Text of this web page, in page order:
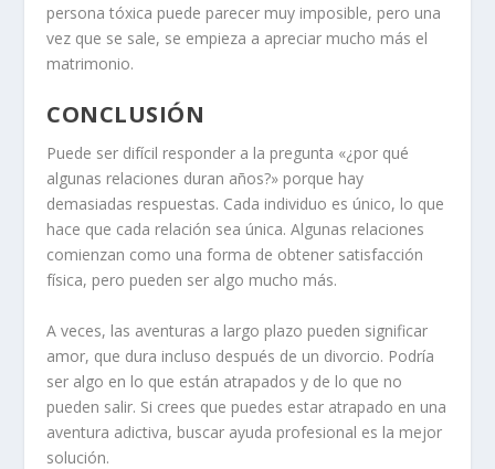
persona tóxica puede parecer muy imposible, pero una
vez que se sale, se empieza a apreciar mucho más el
matrimonio.
CONCLUSIÓN
Puede ser difícil responder a la pregunta «¿por qué
algunas relaciones duran años?» porque hay
demasiadas respuestas. Cada individuo es único, lo que
hace que cada relación sea única. Algunas relaciones
comienzan como una forma de obtener satisfacción
física, pero pueden ser algo mucho más.
A veces, las aventuras a largo plazo pueden significar
amor, que dura incluso después de un divorcio. Podría
ser algo en lo que están atrapados y de lo que no
pueden salir. Si crees que puedes estar atrapado en una
aventura adictiva, buscar ayuda profesional es la mejor
solución.